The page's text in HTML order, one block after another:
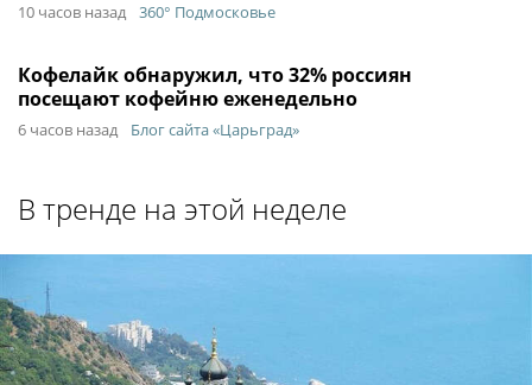
10 часов назад 360° Подмосковье
Кофелайк обнаружил, что 32% россиян
посещают кофейню еженедельно
6 часов назад Блог сайта «Царьград»
В тренде на этой неделе